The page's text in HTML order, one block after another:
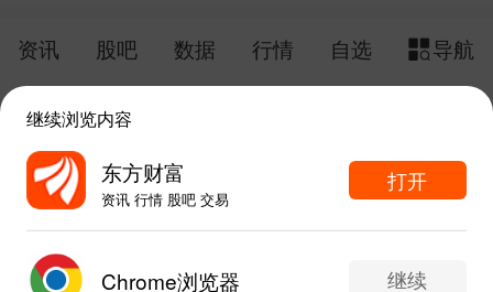
资讯 股吧 数据 行情 自选
导航
给网站提点意见 下载APP
东方财富APP内打开
继续浏览内容
东方财富
资讯 行情 股吧 交易
打开
Chrome浏览器 继续